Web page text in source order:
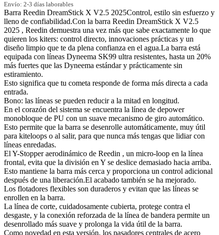
Envío: 2-3 días laborables
Barra Reedin DreamStick X V2.5 2025Control, estilo sin esfuerzo y
lleno de confiabilidad.Con la barra Reedin DreamStick X V2.5
2025 , Reedin demuestra una vez más que sabe exactamente lo que
quieren los kiters: control directo, innovaciones prácticas y un
diseño limpio que te da plena confianza en el agua.La barra está
equipada con líneas Dyneema SK99 ultra resistentes, hasta un 20%
más fuertes que las Dyneema estándar y prácticamente sin
estiramiento.
Esto significa que tu cometa responde de forma más directa a cada
entrada.
Bono: las líneas se pueden reducir a la mitad en longitud.
En el corazón del sistema se encuentra la línea de depower
monobloque de PU con un suave mecanismo de giro automático.
Esto permite que la barra se desenrolle automáticamente, muy útil
para kiteloops o al salir, para que nunca más tengas que lidiar con
líneas enredadas.
El Y-Stopper aerodinámico de Reedin , un micro-loop en la línea
frontal, evita que la división en Y se deslice demasiado hacia arriba.
Esto mantiene la barra más cerca y proporciona un control adicional
después de una liberación.El acabado también se ha mejorado.
Los flotadores flexibles son duraderos y evitan que las líneas se
enrollen en la barra.
La línea de corte, cuidadosamente cubierta, protege contra el
desgaste, y la conexión reforzada de la línea de bandera permite un
desenrollado más suave y prolonga la vida útil de la barra.
Como novedad en esta versión, los pasadores centrales de acero